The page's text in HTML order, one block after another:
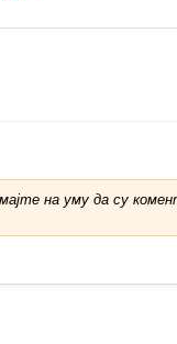
на уму да су